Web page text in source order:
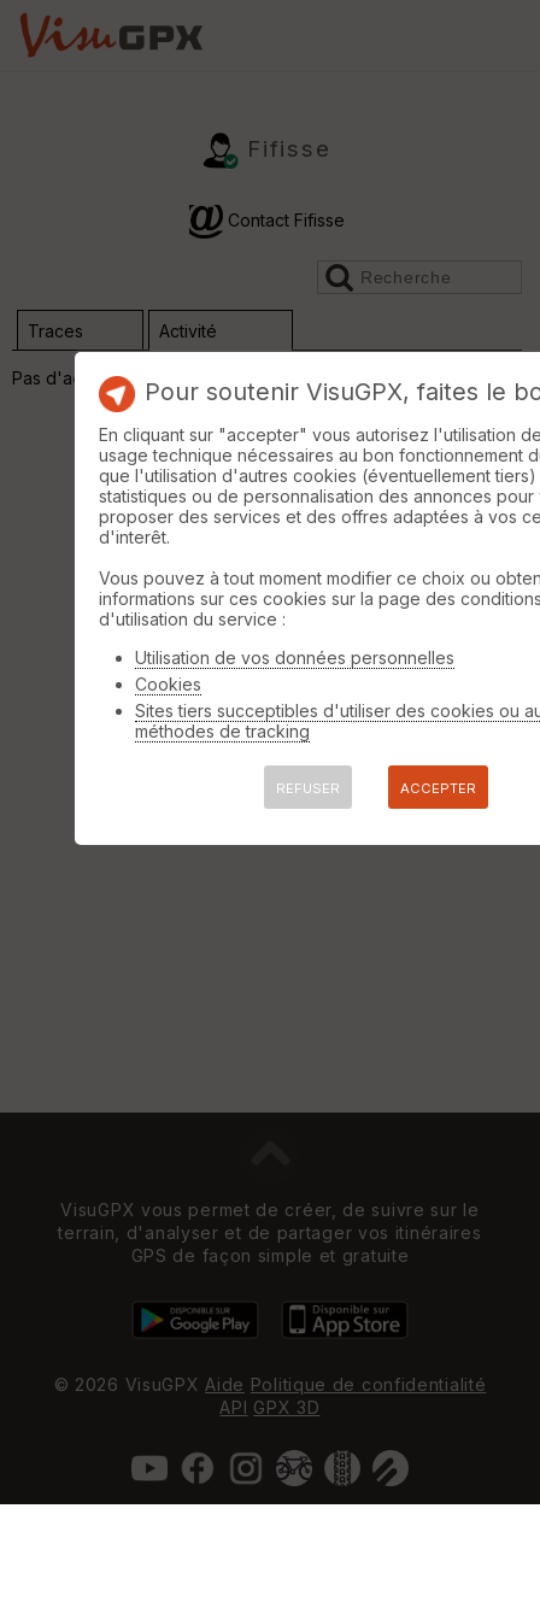
Fifisse
Contact Fifisse
Traces Activité
Pas d'activité
VisuGPX vous permet de créer, de suivre sur le
terrain, d'analyser et de partager vos itinéraires
GPS de façon simple et gratuite
© 2026 VisuGPX Aide Politique de confidentialité
API GPX 3D
Pour soutenir VisuGPX, faites le
En cliquant sur "accepter" vous autorisez l'utilisation
usage technique nécessaires au bon fonctionnement
que l'utilisation d'autres cookies (éventuellement
statistiques ou de personnalisation des annonces pour
proposer des services et des offres adaptées à vos
d'interêt.
Vous pouvez à tout moment modifier ce choix ou
informations sur ces cookies sur la page des
d'utilisation du service :
Utilisation de vos données personnelles
Cookies
Sites tiers succeptibles d'utiliser des cookies ou
méthodes de tracking
REFUSER ACCEPTER